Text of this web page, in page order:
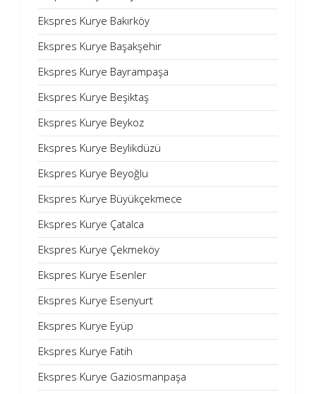
Ekspres Kurye Bakırköy
Ekspres Kurye Başakşehir
Ekspres Kurye Bayrampaşa
Ekspres Kurye Beşiktaş
Ekspres Kurye Beykoz
Ekspres Kurye Beylikdüzü
Ekspres Kurye Beyoğlu
Ekspres Kurye Büyükçekmece
Ekspres Kurye Çatalca
Ekspres Kurye Çekmeköy
Ekspres Kurye Esenler
Ekspres Kurye Esenyurt
Ekspres Kurye Eyüp
Ekspres Kurye Fatih
Ekspres Kurye Gaziosmanpaşa